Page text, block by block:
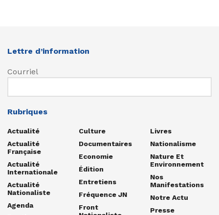
Lettre d’information
Courriel
Rubriques
Actualité
Actualité
Française
Actualité
Internationale
Actualité
Nationaliste
Agenda
Culture
Documentaires
Economie
Édition
Entretiens
Fréquence JN
Front
Livres
Nationalisme
Nature Et
Environnement
Nos
Manifestations
Notre Actu
Presse